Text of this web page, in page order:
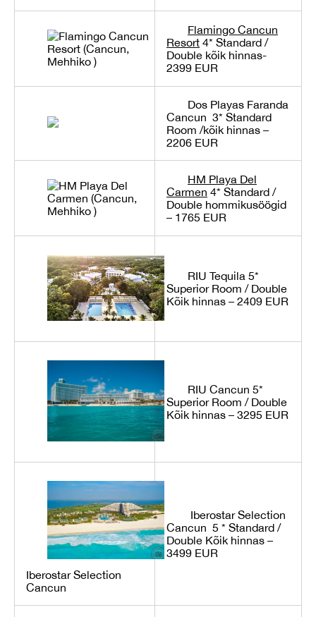
Flamingo Cancun
Resort 4* Standard /
Double kõik hinnas-
2399 EUR
Dos Playas Faranda
Cancun 3* Standard
Room /kõik hinnas –
2206 EUR
HM Playa Del
Carmen 4* Standard /
Double hommikusöögid
– 1765 EUR
RIU Tequila 5*
Superior Room / Double
Kõik hinnas – 2409 EUR
RIU Cancun 5*
Superior Room / Double
Kõik hinnas – 3295 EUR
Iberostar Selection
Cancun
Iberostar Selection
Cancun 5 * Standard /
Double Kõik hinnas –
3499 EUR